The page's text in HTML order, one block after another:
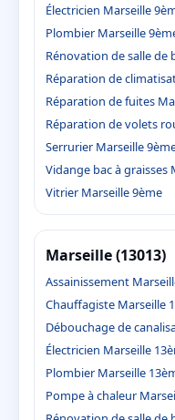
Électricien Marseille
Plombier Marseille
Rénovation de salle de
Réparation de
Réparation de fuites
Réparation de volets
Serrurier Marseille
Vidange bac à graisses
Vitrier Marseille 9ème
Marseille (13013)
Assainissement
Chauffagiste Marseille
Débouchage de
Électricien Marseille
Plombier Marseille
Pompe à chaleur